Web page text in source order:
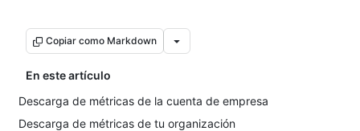
Copiar como Markdown
En este artículo
Descarga de métricas de la cuenta de empresa
Descarga de métricas de tu organización